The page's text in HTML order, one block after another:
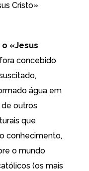
Cristo»
«Jesus
concebido
água em
outros
que
conhecimento,
o mundo
(os mais